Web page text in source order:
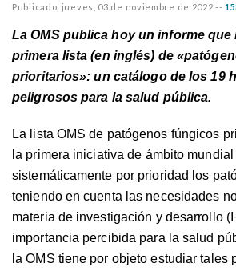
Publicado, jueves, 03 de noviembre de 2022 --
La OMS publica hoy un informe que
primera lista (en inglés) de
prioritarios»: un catálogo de los 19
peligrosos para la salud pública.
La lista OMS de patógenos fúngicos
la primera iniciativa de ámbito
sistemáticamente por prioridad los
teniendo en cuenta las necesidades
materia de investigación y desarrollo
importancia percibida para la salud
la OMS tiene por objeto estudiar tales